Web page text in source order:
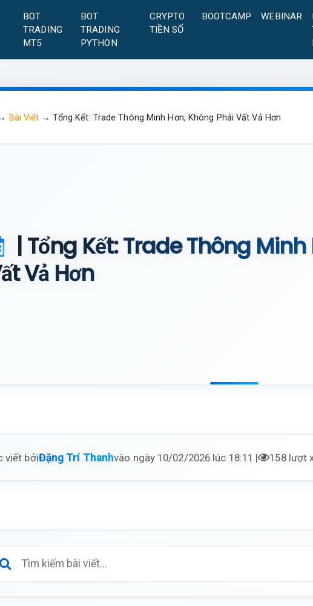
BOT
TRADING
MT5
BOT
TRADING
PYTHON
CRYPTO
TIỀN SỐ
BOOTCAMP WEBINAR
Bài Viết → Tổng Kết: Trade Thông Minh Hơn, Không Phải Vất Vả Hơn
| Tổng Kết: Trade Thông
Vả Hơn
viết bởiĐặng Trí Thanhvào ngày 10/02/2026 lúc 18:11 | 158 lượt